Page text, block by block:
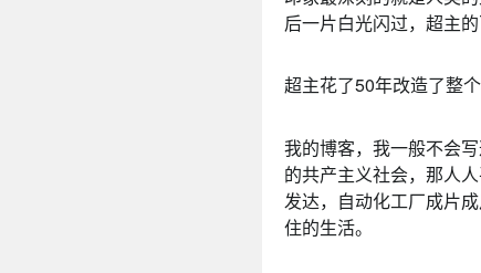
后一片白光闪过，超主
超主花了50年改造了整
我的博客，我一般不会
的共产主义社会，那人
发达，自动化工厂成片
住的生活。